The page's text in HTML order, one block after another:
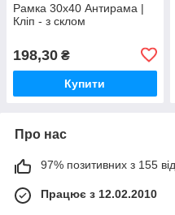
Рамка 30х40 Антирама |
Кліп - з склом
198,30 ₴
Купити
Про нас
97% позитивних з 155
Працює з 12.02.2010